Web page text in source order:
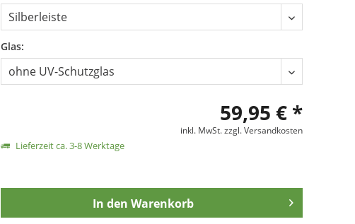
Glas:
59,95 € *
inkl. MwSt.zzgl. Versandkosten
Lieferzeit ca. 3-8 Werktage
In den Warenkorb